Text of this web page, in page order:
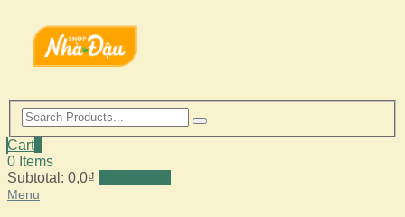
Cart
0 Items
Subtotal: 0,0₫
Menu